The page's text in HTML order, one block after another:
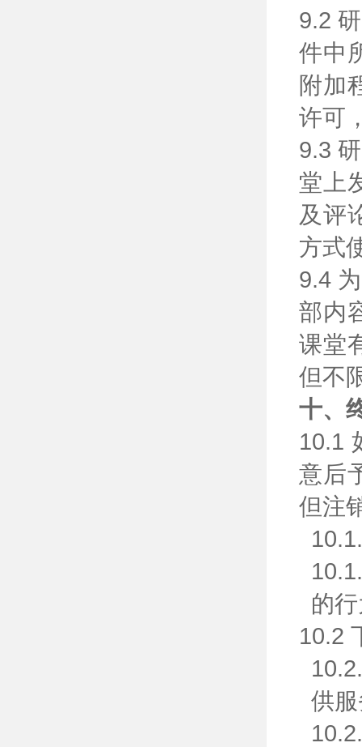
9.2
件中
附加
许可
9.3
堂上
及评
方式
9.4
部内
课堂
但不
十、
10.1
意后
但注
的
10.2
供